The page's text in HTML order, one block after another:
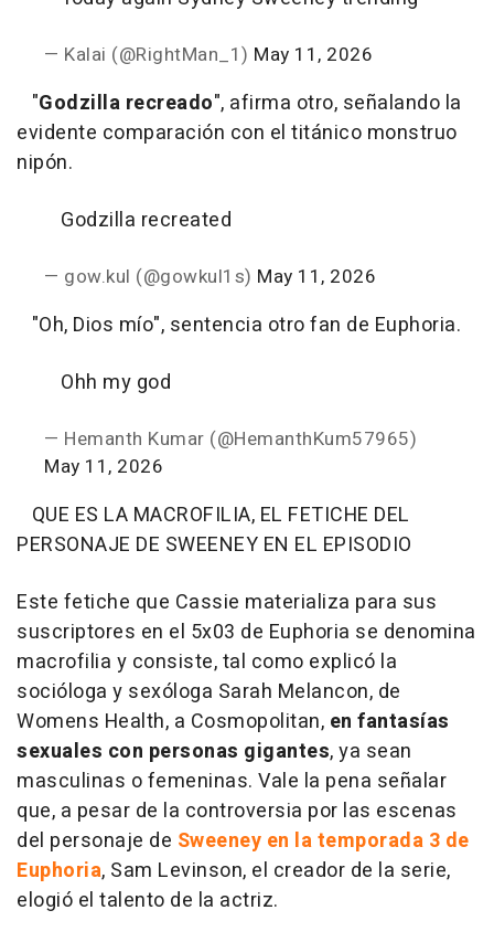
— Kalai (@RightMan_1) May 11, 2026
"Godzilla recreado", afirma otro, señalando la
evidente comparación con el titánico monstruo
nipón.
Godzilla recreated
— gow.kul (@gowkul1s) May 11, 2026
"Oh, Dios mío", sentencia otro fan de Euphoria.
Ohh my god
— Hemanth Kumar (@HemanthKum57965)
May 11, 2026
QUE ES LA MACROFILIA, EL FETICHE DEL
PERSONAJE DE SWEENEY EN EL EPISODIO
Este fetiche que Cassie materializa para sus
suscriptores en el 5x03 de Euphoria se denomina
macrofilia y consiste, tal como explicó la
socióloga y sexóloga Sarah Melancon, de
Womens Health, a Cosmopolitan, en fantasías
sexuales con personas gigantes, ya sean
masculinas o femeninas. Vale la pena señalar
que, a pesar de la controversia por las escenas
del personaje de Sweeney en la temporada 3 de
Euphoria, Sam Levinson, el creador de la serie,
elogió el talento de la actriz.